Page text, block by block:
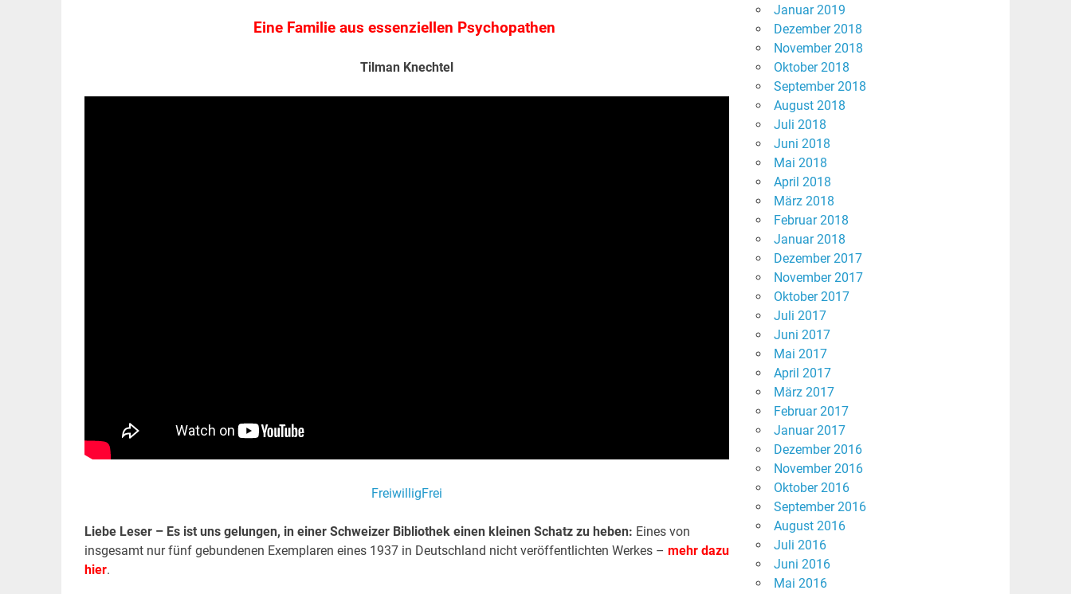
Eine Familie aus essenziellen Psychopathen
Tilman Knechtel
FreiwilligFrei
Liebe Leser – Es ist uns gelungen, in einer Schweizer Bibliothek einen kleinen Schatz zu heben: Eines von
insgesamt nur fünf gebundenen Exemplaren eines 1937 in Deutschland nicht veröffentlichten Werkes – mehr dazu
hier.
Januar 2019
Dezember 2018
November 2018
Oktober 2018
September 2018
August 2018
Juli 2018
Juni 2018
Mai 2018
April 2018
März 2018
Februar 2018
Januar 2018
Dezember 2017
November 2017
Oktober 2017
Juli 2017
Juni 2017
Mai 2017
April 2017
März 2017
Februar 2017
Januar 2017
Dezember 2016
November 2016
Oktober 2016
September 2016
August 2016
Juli 2016
Juni 2016
Mai 2016